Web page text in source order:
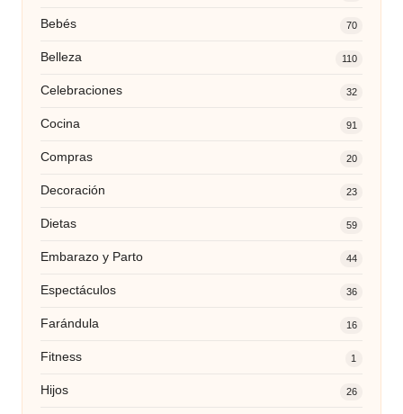
Bebés 70
Belleza 110
Celebraciones 32
Cocina 91
Compras 20
Decoración 23
Dietas 59
Embarazo y Parto 44
Espectáculos 36
Farándula 16
Fitness 1
Hijos 26